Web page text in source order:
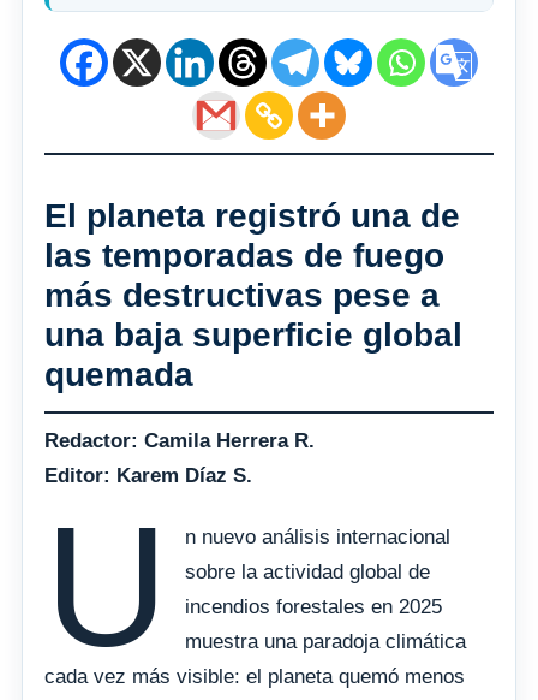
El planeta registró una de
las temporadas de fuego
más destructivas pese a
una baja superficie global
quemada
Redactor: Camila Herrera R.
Editor: Karem Díaz S.
U
n nuevo análisis internacional
sobre la actividad global de
incendios forestales en 2025
muestra una paradoja climática
cada vez más visible: el planeta quemó menos